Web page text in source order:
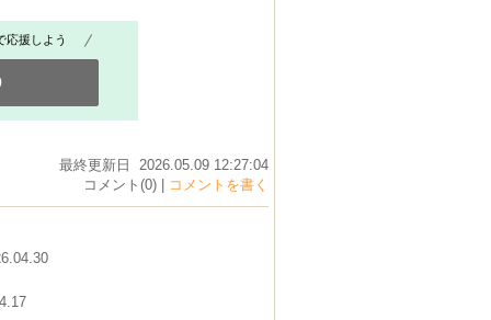
応援しよう
最終更新日 2026.05.09 12:27:04
コメント(0) |
コメントを書く